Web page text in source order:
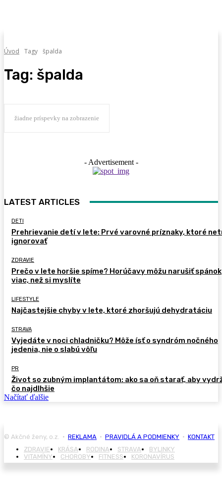
Úvod Tagy špalda
Tag: špalda
žiadne príspevky na zobrazenie
- Advertisement -
LATEST ARTICLES
DETI
Prehrievanie detí v lete: Prvé varovné príznaky, ktoré
ignorovať
ZDRAVIE
Prečo v lete horšie spíme? Horúčavy môžu narušiť spánok
viac, než si myslíte
LIFESTYLE
Najčastejšie chyby v lete, ktoré zhoršujú dehydratáciu
STRAVA
Vyjedáte v noci chladničku? Môže ísť o syndróm nočného
jedenia, nie o slabú vôľu
PR
Život so zubným implantátom: ako sa oň starať, aby
čo najdlhšie
Načítať ďalšie
© Akčné ženy, o.z. • REKLAMA • PRAVIDLÁ A PODMIENKY • KONTAKT
ZDRAVIE
KRÁSA RODINA STRAVA
BYLINKY
VITAMÍNY
CHOROBY FITNESS KORONAVÍRUS